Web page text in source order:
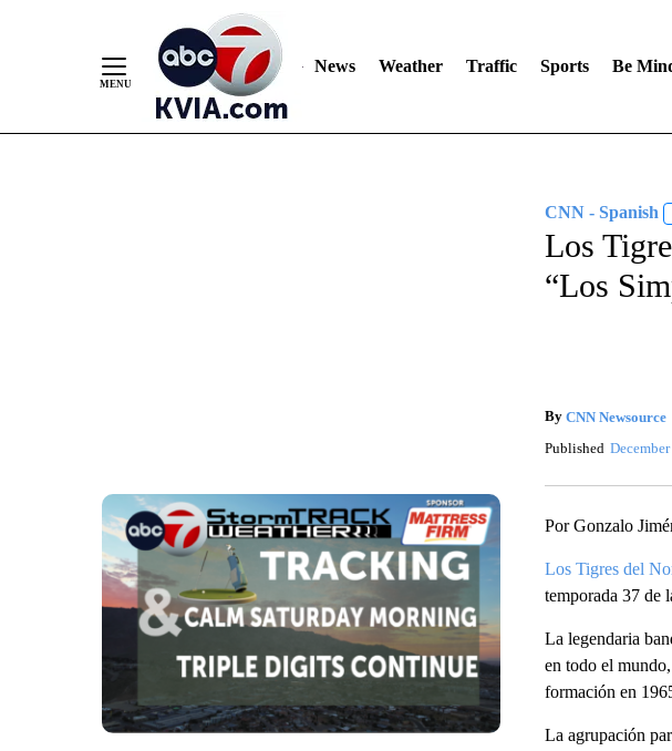
News Weather Traffic Sports Be
CNN - Spanish
Los
“Los
By CNN Newsource
Published
Por Gonzalo
Los Tigres del
temporada 37 de
La legendaria
en todo el
formación en
La agrupación